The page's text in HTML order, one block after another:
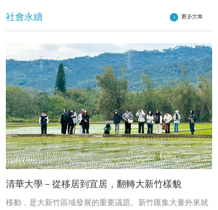
社會永續
清華大學－從移居到宜居，翻轉大新竹樣貌
移動，是大新竹區域發展的重要議題。新竹匯集大量外來就